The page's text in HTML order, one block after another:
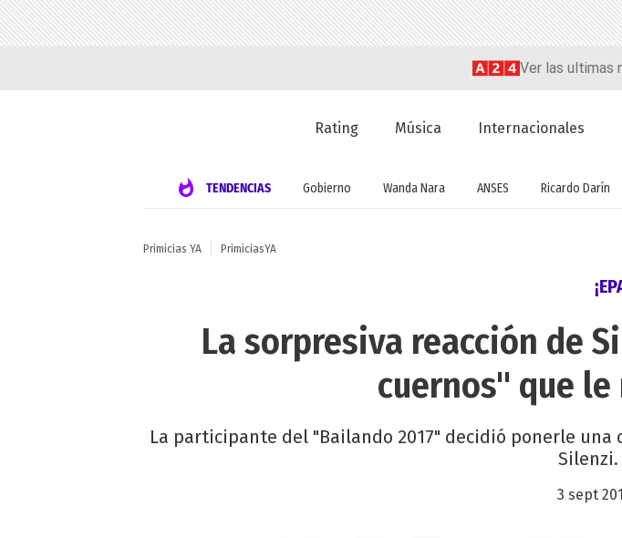
Ver las ultimas
Rating Música Internacionales
TENDENCIAS Gobierno Wanda Nara ANSES Ricardo Darín
Primicias YA PrimiciasYA
La sorpresiva reacción de
cuernos" que le
La participante del "Bailando 2017" decidió ponerle
Silenzi.
3 sept